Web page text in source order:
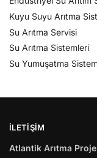
Kuyu Suyu Arıtma
Su Arıtma Servisi
Su Arıtma Sistemleri
Su Yumuşatma
İLETIŞIM
Atlantik Arıtma